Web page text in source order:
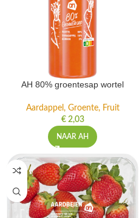
AH 80% groentesap wortel
Aardappel, Groente, Fruit
€2,03
NAAR AH